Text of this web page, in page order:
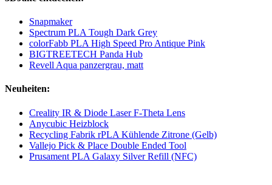
Snapmaker
Spectrum PLA Tough Dark Grey
colorFabb PLA High Speed Pro Antique Pink
BIGTREETECH Panda Hub
Revell Aqua panzergrau, matt
Neuheiten:
Creality IR & Diode Laser F-Theta Lens
Anycubic Heizblock
Recycling Fabrik rPLA Kühlende Zitrone (Gelb)
Vallejo Pick & Place Double Ended Tool
Prusament PLA Galaxy Silver Refill (NFC)